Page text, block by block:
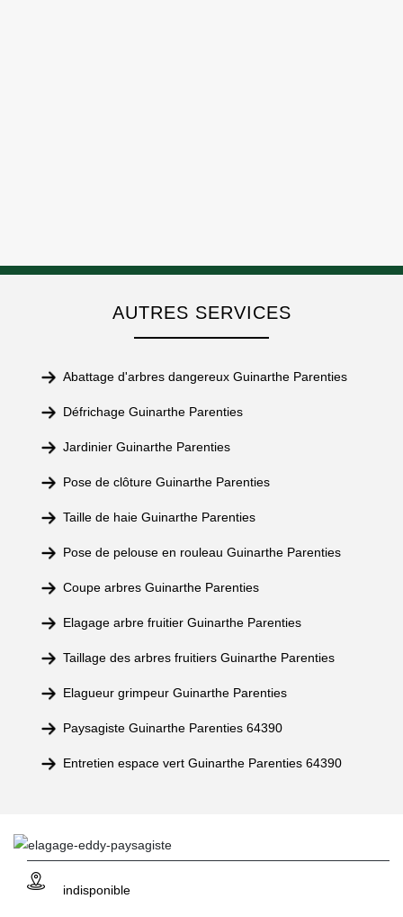
AUTRES SERVICES
Abattage d'arbres dangereux Guinarthe Parenties
Défrichage Guinarthe Parenties
Jardinier Guinarthe Parenties
Pose de clôture Guinarthe Parenties
Taille de haie Guinarthe Parenties
Pose de pelouse en rouleau Guinarthe Parenties
Coupe arbres Guinarthe Parenties
Elagage arbre fruitier Guinarthe Parenties
Taillage des arbres fruitiers Guinarthe Parenties
Elagueur grimpeur Guinarthe Parenties
Paysagiste Guinarthe Parenties 64390
Entretien espace vert Guinarthe Parenties 64390
indisponible